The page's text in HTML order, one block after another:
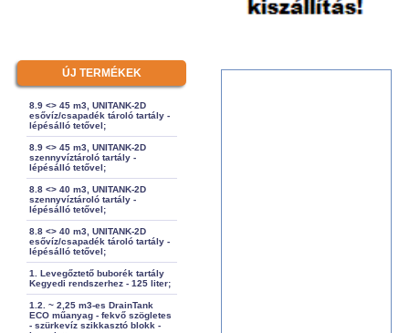
ÚJ TERMÉKEK
8.9 <> 45 m3, UNITANK-2D
esővíz/csapadék tároló tartály -
lépésálló tetővel;
8.9 <> 45 m3, UNITANK-2D
szennyvíztároló tartály -
lépésálló tetővel;
8.8 <> 40 m3, UNITANK-2D
szennyvíztároló tartály -
lépésálló tetővel;
8.8 <> 40 m3, UNITANK-2D
esővíz/csapadék tároló tartály -
lépésálló tetővel;
1. Levegőztető buborék tartály
Kegyedi rendszerhez - 125 liter;
1.2. ~ 2,25 m3-es DrainTank
ECO műanyag - fekvő szögletes
- szürkevíz szikkasztó blokk -